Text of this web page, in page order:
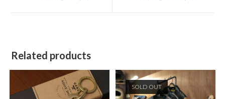
Related products
SOLD OUT